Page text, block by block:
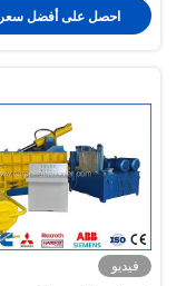
احصل على أفضل سعر
فيديو